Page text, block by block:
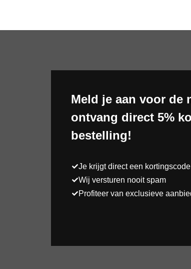
Meld je aan voor de
ontvang direct 5%
bestelling!
Je krijgt direct een kortingscode
Wij versturen nooit spam
Profiteer van exclusieve